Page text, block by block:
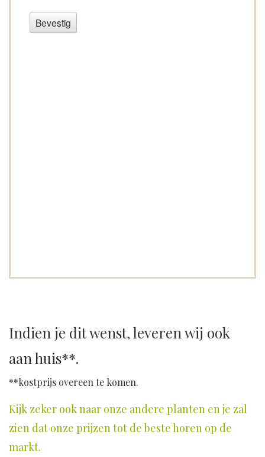
Indien je dit wenst, leveren wij ook
aan huis**.
**kostprijs overeen te komen.
Kijk zeker ook naar onze andere planten en je zal
zien dat onze prijzen tot de beste horen op de
markt.